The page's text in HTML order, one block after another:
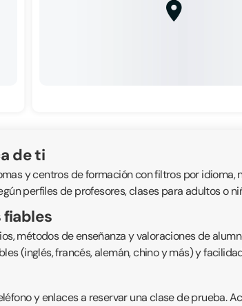
de ti
y centros de formación con filtros por
perfiles de profesores, clases para adultos o
métodos de enseñanza y valoraciones de
(inglés, francés, alemán, chino y más) y
y enlaces a reservar una clase de